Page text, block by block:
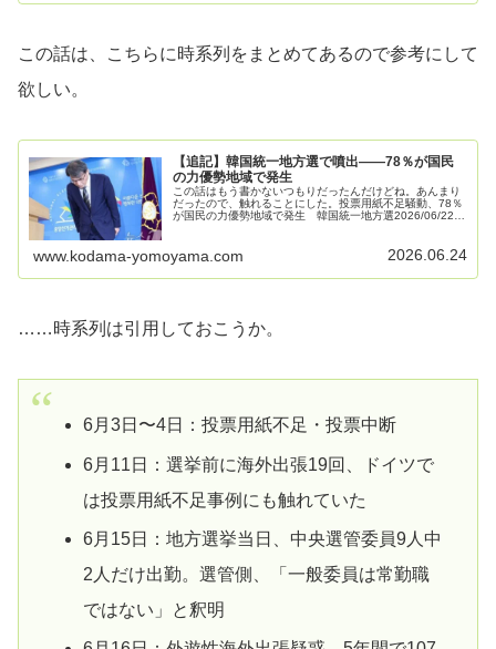
この話は、こちらに時系列をまとめてあるので参考にして
欲しい。
【追記】韓国統一地方選で噴出――78％が国民
の力優勢地域で発生
この話はもう書かないつもりだったんだけどね。あんまり
だったので、触れることにした。投票用紙不足騒動、78％
が国民の力優勢地域で発生 韓国統一地方選2026/06/22
www.kodama-yomoyama.com 2026.06.24
……時系列は引用しておこうか。
6月3日〜4日：投票用紙不足・投票中断
6月11日：選挙前に海外出張19回、ドイツで
は投票用紙不足事例にも触れていた
6月15日：地方選挙当日、中央選管委員9人中
2人だけ出勤。選管側、「一般委員は常勤職
ではない」と釈明